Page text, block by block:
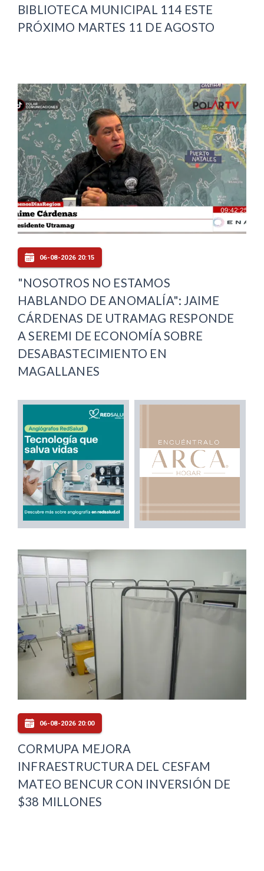
BIBLIOTECA MUNICIPAL 114 ESTE
PRÓXIMO MARTES 11 DE AGOSTO
06-08-2026 20:15
"NOSOTROS NO ESTAMOS
HABLANDO DE ANOMALÍA": JAIME
CÁRDENAS DE UTRAMAG RESPONDE
A SEREMI DE ECONOMÍA SOBRE
DESABASTECIMIENTO EN
MAGALLANES
06-08-2026 20:00
CORMUPA MEJORA
INFRAESTRUCTURA DEL CESFAM
MATEO BENCUR CON INVERSIÓN DE
$38 MILLONES